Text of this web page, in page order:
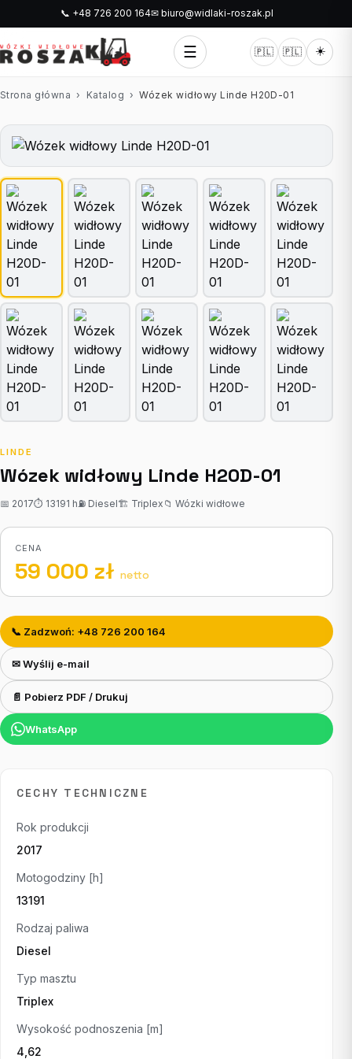
📞 +48 726 200 164✉ biuro@widlaki-roszak.pl
☰ 🇵🇱 🇵🇱 ☀️
Strona główna › Katalog ›Wózek widłowy Linde H20D-01
LINDE
Wózek widłowy Linde H20D-01
📅 2017⏱ 13191 h⛽ Diesel🏗 Triplex 📁 Wózki widłowe
CENA
59 000 zł netto
📞 Zadzwoń: +48 726 200 164
✉ Wyślij e-mail
📄 Pobierz PDF / Drukuj
WhatsApp
CECHY TECHNICZNE
Rok produkcji
2017
Motogodziny [h]
13191
Rodzaj paliwa
Diesel
Typ masztu
Triplex
Wysokość podnoszenia [m]
4,62